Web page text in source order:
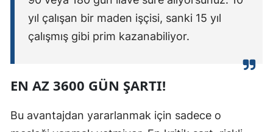
yıl çalışan bir maden işçisi, sanki 15 yıl
çalışmış gibi prim kazanabiliyor.
EN AZ 3600 GÜN ŞARTI!
Bu avantajdan yararlanmak için sadece o